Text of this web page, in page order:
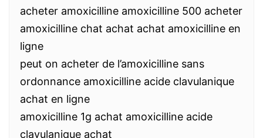
acheter amoxicilline amoxicilline 500 acheter
amoxicilline chat achat achat amoxicilline en
ligne
peut on acheter de l’amoxicilline sans
ordonnance amoxicilline acide clavulanique
achat en ligne
amoxicilline 1g achat amoxicilline acide
clavulanique achat